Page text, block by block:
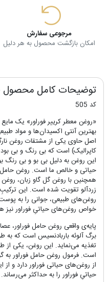
مرجوعی سفارش
امکان بازگشت محصول به هر دلیل
توضیحات کامل محصول
کد 505
«روغن معطر کرییر فوراور» یک
بهترین آنتی اکسیدان‌ها و مواد
اصل حاوی یکی از مشتقات روغن
کاپرالیک) است که بی رنگ و بی
این روغن به دلیل بی بو و بی رنگ
حیاتی و خالص ما است. روغن حامل
همچنین با روغن گل گاو زبان،
زردآلو تقویت شده است. این
روغن‌های طبیعی، جوانی را به
خواص روغن‌های حیاتیِ فوراور
پایه‌ی واقعی روغن حامل فوراور،
برگ آلوئه باربادنسیس است که به
تغذیه می‌نماید. این روغن، یکی
است. فرمول روغن حامل فوراور
از روغن‌های حیاتی فوراور دارد و
حیاتیِ فوراور را به حداکثر می‌رساند.